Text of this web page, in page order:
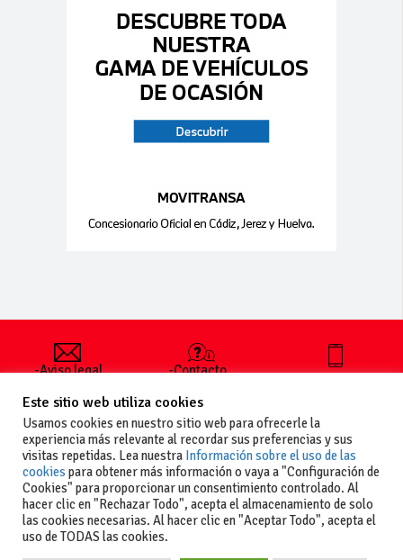
-Aviso legal
generales
de uso
-Política de
privacidad
-Política de
cookies
-Contacto
publicar un
anuncio
-Vende+
+34 627 35
Este sitio web utiliza cookies
Usamos cookies en nuestro sitio web para ofrecerle la
experiencia más relevante al recordar sus preferencias y sus
visitas repetidas. Lea nuestra Información sobre el uso de las
cookies para obtener más información o vaya a "Configuración de
Cookies" para proporcionar un consentimiento controlado. Al
hacer clic en "Rechazar Todo", acepta el almacenamiento de solo
las cookies necesarias. Al hacer clic en "Aceptar Todo", acepta el
uso de TODAS las cookies.